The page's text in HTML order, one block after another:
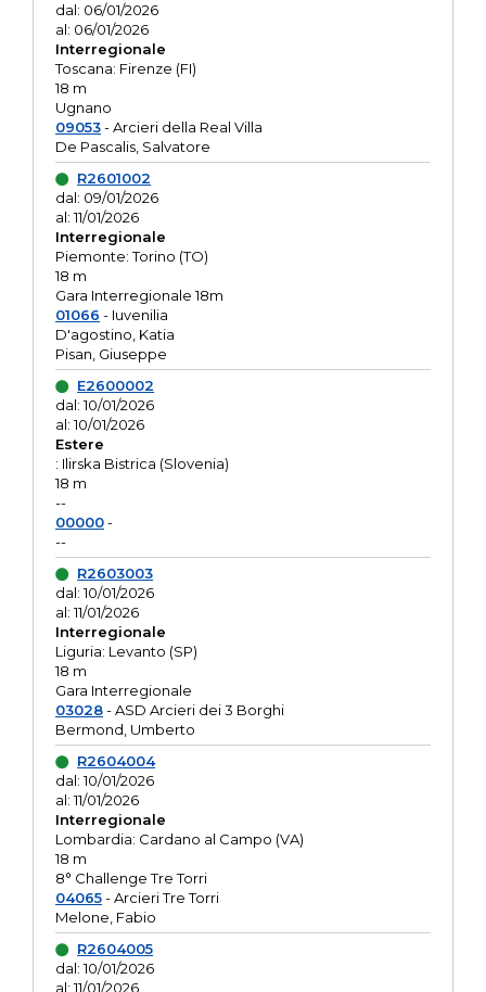
dal: 06/01/2026
al: 06/01/2026
Interregionale
Toscana: Firenze (FI)
18 m
Ugnano
09053- Arcieri della Real Villa
De Pascalis, Salvatore
R2601002
dal: 09/01/2026
al: 11/01/2026
Interregionale
Piemonte: Torino (TO)
18 m
Gara Interregionale 18m
01066 - Iuvenilia
D'agostino, Katia
Pisan, Giuseppe
E2600002
dal: 10/01/2026
al: 10/01/2026
Estere
: Ilirska Bistrica (Slovenia)
18 m
--
00000-
--
R2603003
dal: 10/01/2026
al: 11/01/2026
Interregionale
Liguria: Levanto (SP)
18 m
Gara Interregionale
03028- ASD Arcieri dei 3 Borghi
Bermond, Umberto
R2604004
dal: 10/01/2026
al: 11/01/2026
Interregionale
Lombardia: Cardano al Campo (VA)
18 m
8° Challenge Tre Torri
04065- Arcieri Tre Torri
Melone, Fabio
R2604005
dal: 10/01/2026
al: 11/01/2026